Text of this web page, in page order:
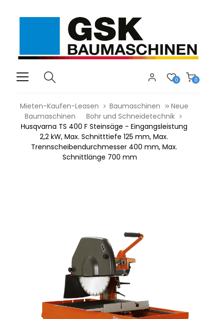
0
0
Mieten-Kaufen-Leasen Baumaschinen
Neue
Baumaschinen
Bohr und Schneidetechnik
Husqvarna TS 400 F Steinsäge - Eingangsleistung
2,2 kW, Max. Schnitttiefe 125 mm, Max.
Trennscheibendurchmesser 400 mm, Max.
Schnittlänge 700 mm